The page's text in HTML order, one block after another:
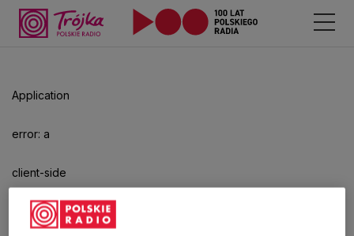
Application
error: a
client-side
exception
aby
odtwarzać.